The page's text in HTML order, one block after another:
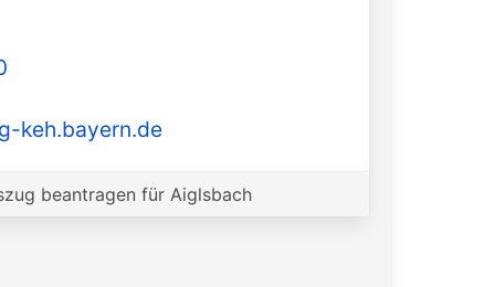
keh.bayern.de
beantragen für Aiglsbach